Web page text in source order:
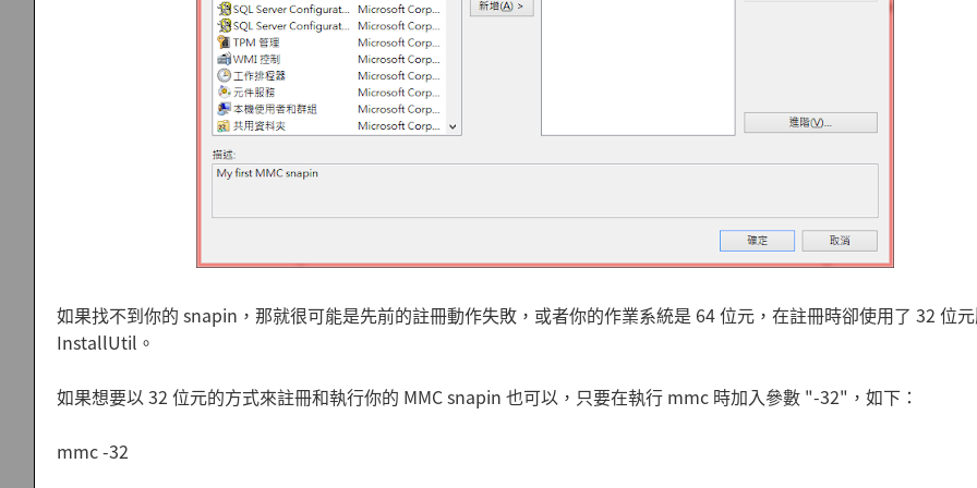
如果找不到你的 snapin，那就很可能是先前的註冊動作失敗，或者你的作業系統是 64 位元，在註冊時卻使用了 32 位
InstallUtil。
如果想要以 32 位元的方式來註冊和執行你的 MMC snapin 也可以，只要在執行 mmc 時加入參數 "-32"，如下：
mmc -32